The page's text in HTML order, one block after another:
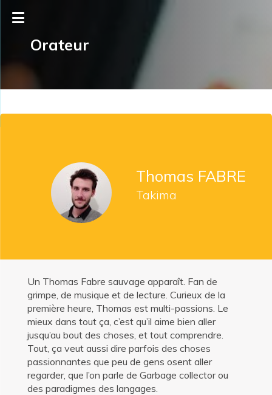
Orateur
Thomas FABRE
Takima
Un Thomas Fabre sauvage apparaît. Fan de
grimpe, de musique et de lecture. Curieux de la
première heure, Thomas est multi-passions. Le
mieux dans tout ça, c’est qu’il aime bien aller
jusqu’au bout des choses, et tout comprendre.
Tout, ça veut aussi dire parfois des choses
passionnantes que peu de gens osent aller
regarder, que l’on parle de Garbage collector ou
des paradigmes des langages.